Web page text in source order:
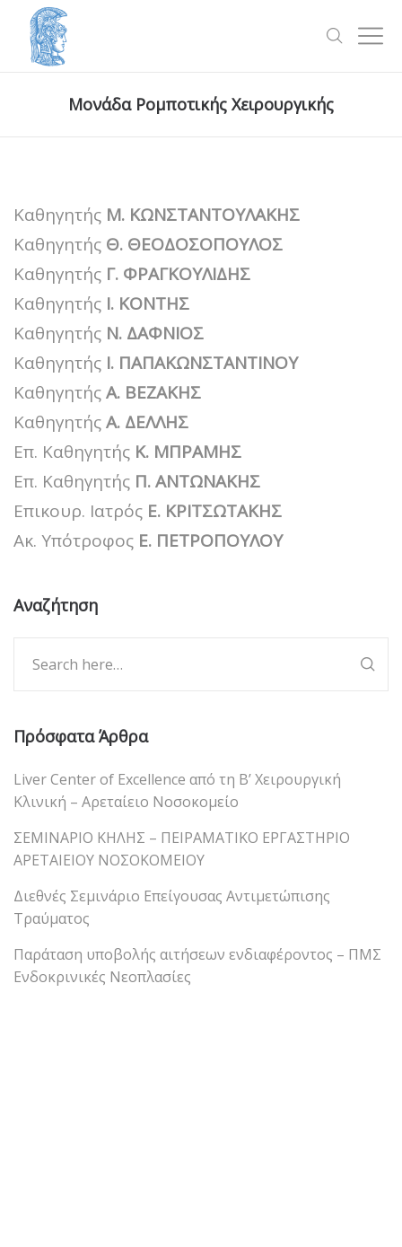
Μονάδα Ρομποτικής Χειρουργικής
Καθηγητής Μ. ΚΩΝΣΤΑΝΤΟΥΛΑΚΗΣ
Καθηγητής Θ. ΘΕΟΔΟΣΟΠΟΥΛΟΣ
Καθηγητής Γ. ΦΡΑΓΚΟΥΛΙΔΗΣ
Καθηγητής Ι. ΚΟΝΤΗΣ
Καθηγητής Ν. ΔΑΦΝΙΟΣ
Καθηγητής Ι. ΠΑΠΑΚΩΝΣΤΑΝΤΙΝΟΥ
ΚαθηγητήςΑ. ΒΕΖΑΚΗΣ
ΚαθηγητήςΑ. ΔΕΛΛΗΣ
Επ. Καθηγητής Κ. ΜΠΡΑΜΗΣ
Επ. Καθηγητής Π. ΑΝΤΩΝΑΚΗΣ
Επικουρ. Ιατρός Ε. ΚΡΙΤΣΩΤΑΚΗΣ
Ακ. Υπότροφος Ε. ΠΕΤΡΟΠΟΥΛΟΥ
Αναζήτηση
Πρόσφατα Άρθρα
Liver Center of Excellence από τη Β’ Χειρουργική
Κλινική – Αρεταίειο Νοσοκομείο
ΣΕΜΙΝΑΡΙΟ ΚΗΛΗΣ – ΠΕΙΡΑΜΑΤΙΚΟ ΕΡΓΑΣΤΗΡΙΟ
ΑΡΕΤΑΙΕΙΟΥ ΝΟΣΟΚΟΜΕΙΟΥ
Διεθνές Σεμινάριο Επείγουσας Αντιμετώπισης
Τραύματος
Παράταση υποβολής αιτήσεων ενδιαφέροντος – ΠΜΣ
Ενδοκρινικές Νεοπλασίες